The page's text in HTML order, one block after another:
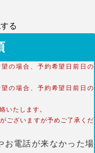
る
の場合、予約希望日前日の
の場合、予約希望日前日の
いたします。
ございますが予めご了承くだ
電話が来なかった場